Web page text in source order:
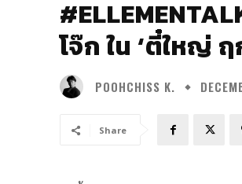
โจ๊ก ใน ‘ตี๋ใหญ่ ฤ
POOHCHISS K.
Share